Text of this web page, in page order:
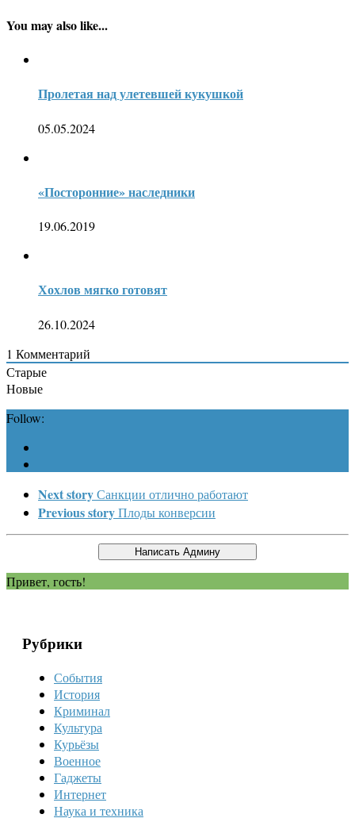
You may also like...
Пролетая над улетевшей кукушкой
05.05.2024
«Посторонние» наследники
19.06.2019
Хохлов мягко готовят
26.10.2024
1 Комментарий
Старые
Новые
Follow:
Next storyСанкции отлично работают
Previous storyПлоды конверсии
Привет, гость!
Рубрики
События
История
Криминал
Культура
Курьёзы
Военное
Гаджеты
Интернет
Наука и техника